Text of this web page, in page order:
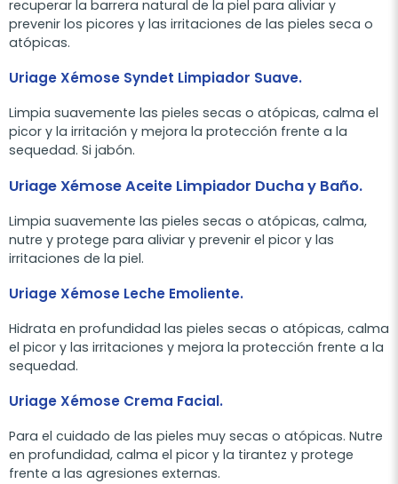
recuperar la barrera natural de la piel para aliviar y
prevenir los picores y las irritaciones de las pieles seca o
atópicas.
Uriage Xémose Syndet Limpiador Suave.
Limpia suavemente las pieles secas o atópicas, calma el
picor y la irritación y mejora la protección frente a la
sequedad. Si jabón.
Uriage Xémose Aceite Limpiador Ducha y Baño.
Limpia suavemente las pieles secas o atópicas, calma,
nutre y protege para aliviar y prevenir el picor y las
irritaciones de la piel.
Uriage Xémose Leche Emoliente.
Hidrata en profundidad las pieles secas o atópicas, calma
el picor y las irritaciones y mejora la protección frente a la
sequedad.
Uriage Xémose Crema Facial.
Para el cuidado de las pieles muy secas o atópicas. Nutre
en profundidad, calma el picor y la tirantez y protege
frente a las agresiones externas.